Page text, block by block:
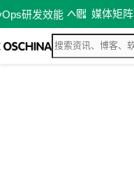
研发效能 媒体矩阵